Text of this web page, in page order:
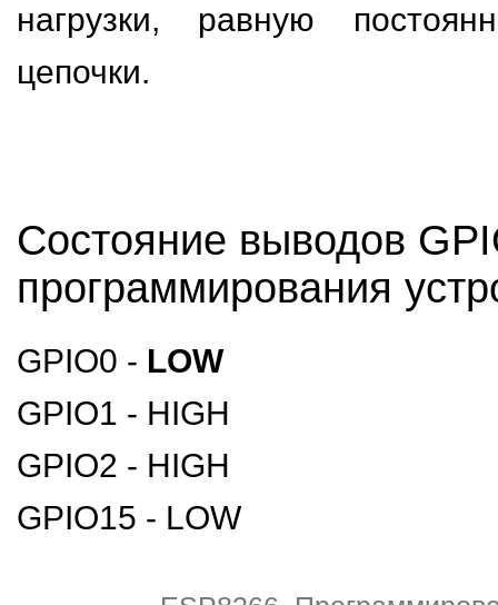
нагрузки, равную
цепочки.
Состояние выводов
программирования
GPIO0 - LOW
GPIO1 - HIGH
GPIO2 - HIGH
GPIO15 - LOW